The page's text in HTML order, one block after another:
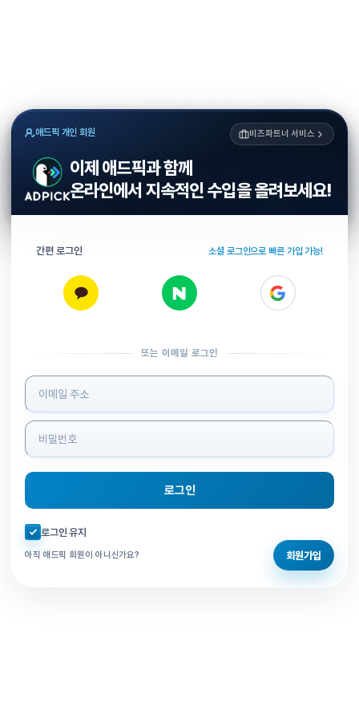
애드픽 개인 회원 비즈파트너 서비스
이제 애드픽과 함께
온라인에서 지속적인 수입을 올려보세요!
간편 로그인 소셜 로그인으로 빠른 가입 가능!
또는 이메일 로그인
로그인 정보 입력
로그인
자동로그인 체크
로그인 유지
아직 애드픽 회원이 아니신가요? 회원가입